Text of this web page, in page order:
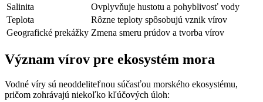
Salinita
Ovplyvňuje hustotu a pohyblivosť vody
Teplota
Rôzne teploty spôsobujú vznik vírov
Geografické prekážky Zmena smeru prúdov a tvorba vírov
Význam vírov pre ekosystém mora
Vodné víry sú neoddeliteľnou súčasťou morského ekosystému,
pričom zohrávajú niekoľko kľúčových úloh: